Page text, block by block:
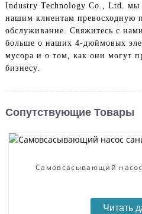
Industry Technology Co., Ltd. мы
нашим клиентам превосходную
обслуживание. Свяжитесь с
больше о наших 4-дюймовых
мусора и о том, как они могут
бизнесу.
Сопутствующие Товары
Самовсасывающий насос
Читать